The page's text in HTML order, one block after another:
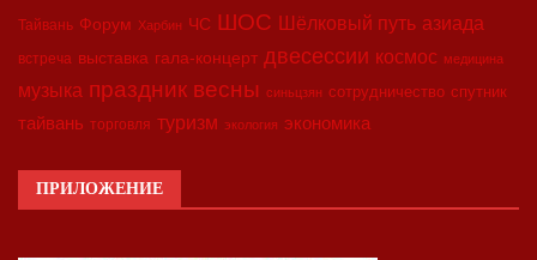
Тайвань Форум Харбин ЧС ШОС Шёлковый путь азиада
встреча выставка гала-концерт двесессии космос медицина
музыка праздник весны синьцзян сотрудничество спутник
тайвань торговля туризм экология экономика
ПРИЛОЖЕНИЕ